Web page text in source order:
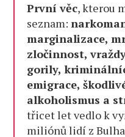
První věc, kterou
seznam:
marginalizace,
zločinnost,
gorily,
emigrace,
alkoholismus a
třicet let vedlo k
miliónů lidí z